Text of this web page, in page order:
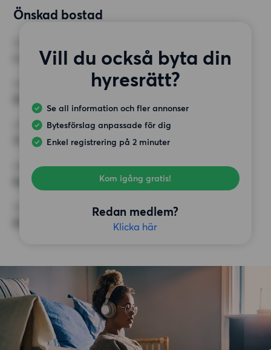
Önskad bostad
Vill du också byta din
hyresrätt?
Se all information och fler annonser
Bytesförslag anpassade för dig
Enkel registrering på 2 minuter
Kom igång gratis!
Redan medlem?
Klicka här
MINST ANTAL KVADRATMETER
HÖGSTA HYRA
15 000 kr
Balkong, Hiss
ÖVRIGA PREFERENSER